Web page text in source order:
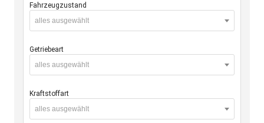
Fahrzeugzustand
alles ausgewählt
Getriebeart
alles ausgewählt
Kraftstoffart
alles ausgewählt